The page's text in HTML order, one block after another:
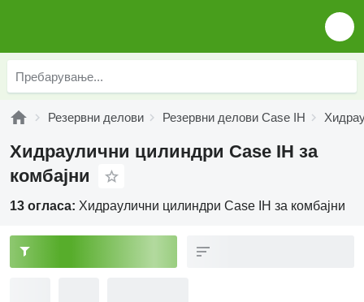
Резервни делови Резервни делови Case IH
Хидраулични цилиндри Case IH за
комбајни
13 огласа: Хидраулични цилиндри Case IH за комбајни